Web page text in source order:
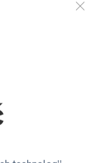
poniżej 3.
ul.